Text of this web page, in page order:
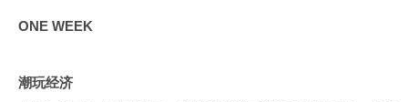
ONE WEEK
潮玩经济